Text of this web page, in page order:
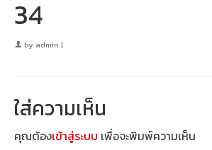
34
by admin |
ใส่ความเห็น
คุณต้องเข้าสู่ระบบ เพื่อจะพิมพ์ความเห็น